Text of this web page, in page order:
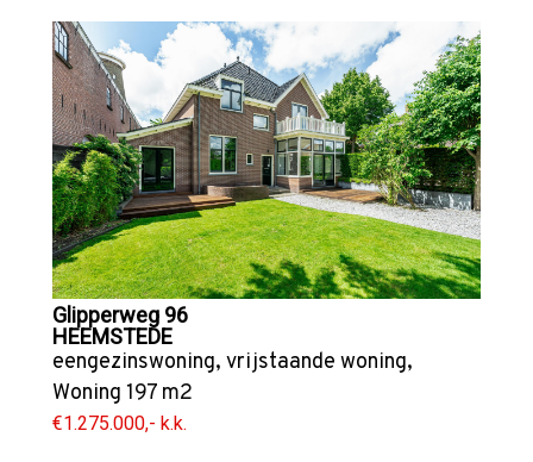
Glipperweg 96
HEEMSTEDE
eengezinswoning, vrijstaande woning,
Woning 197 m2
€1.275.000,- k.k.